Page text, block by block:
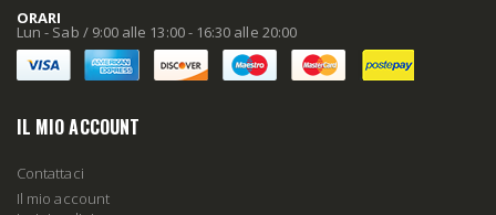
ORARI
Lun - Sab / 9:00 alle 13:00 - 16:30 alle 20:00
IL MIO ACCOUNT
Contattaci
Il mio account